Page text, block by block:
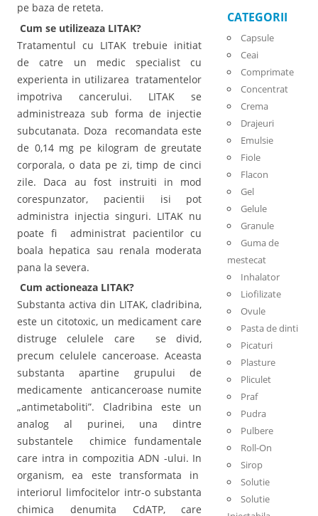
pe baza de reteta.
Cum se utilizeaza LITAK?
Tratamentul cu LITAK trebuie initiat
de catre un medic specialist cu
experienta in utilizarea tratamentelor
impotriva cancerului. LITAK se
administreaza sub forma de injectie
subcutanata. Doza recomandata este
de 0,14 mg pe kilogram de greutate
corporala, o data pe zi, timp de cinci
zile. Daca au fost instruiti in mod
corespunzator, pacientii isi pot
administra injectia singuri. LITAK nu
poate fi administrat pacientilor cu
boala hepatica sau renala moderata
pana la severa.
Cum actioneaza LITAK?
Substanta activa din LITAK, cladribina,
este un citotoxic, un medicament care
distruge celulele care se divid,
precum celulele canceroase. Aceasta
substanta apartine grupului de
medicamente anticanceroase numite
„antimetaboliti”. Cladribina este un
analog al purinei, una dintre
substantele chimice fundamentale
care intra in compozitia ADN -ului. In
organism, ea este transformata in
interiorul limfocitelor intr-o substanta
chimica denumita CdATP, care
CATEGORII
Capsule
Ceai
Comprimate
Concentrat
Crema
Drajeuri
Emulsie
Fiole
Flacon
Gel
Gelule
Granule
Guma de
mestecat
Inhalator
Liofilizate
Ovule
Pasta de dinti
Picaturi
Plasture
Pliculet
Praf
Pudra
Pulbere
Roll-On
Sirop
Solutie
Solutie